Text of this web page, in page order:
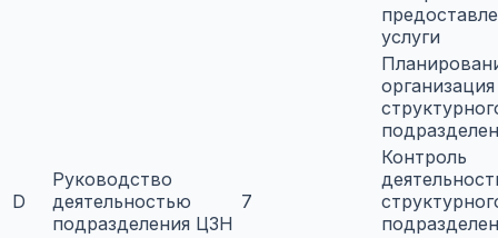
услуги
D
Руководство
деятельностью
подразделения ЦЗН
7
Контроль